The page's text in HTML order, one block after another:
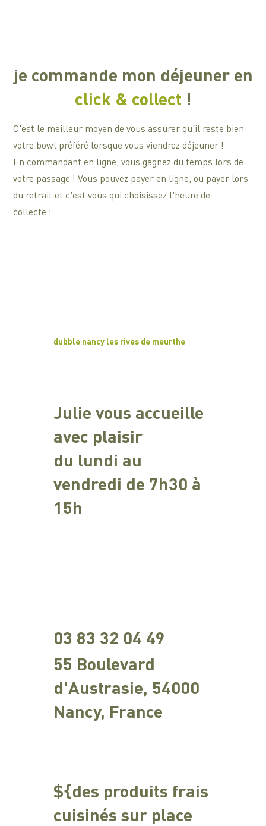
dubble nancy les rives de meurthe
Julie vous accueille
avec plaisir
du lundi au
vendredi de 7h30 à
15h
55 Boulevard
d'Austrasie, 54000
Nancy, France
03 83 32 04 49
${des produits frais
cuisinés sur place
je commande mon déjeuner en
click & collect !
C'est le meilleur moyen de vous assurer qu'il reste bien
votre bowl préféré lorsque vous viendrez déjeuner !
En commandant en ligne, vous gagnez du temps lors de
votre passage ! Vous pouvez payer en ligne, ou payer lors
du retrait et c'est vous qui choisissez l'heure de
collecte !